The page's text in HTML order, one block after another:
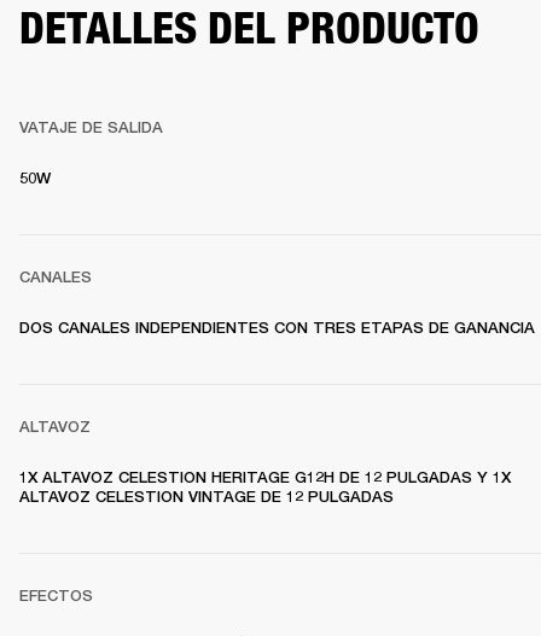
DETALLES DEL PRODUCTO
VATAJE DE SALIDA
50W
CANALES
DOS CANALES INDEPENDIENTES CON TRES ETAPAS DE GANANCIA
ALTAVOZ
1X ALTAVOZ CELESTION HERITAGE G12H DE 12 PULGADAS Y 1X
ALTAVOZ CELESTION VINTAGE DE 12 PULGADAS
EFECTOS